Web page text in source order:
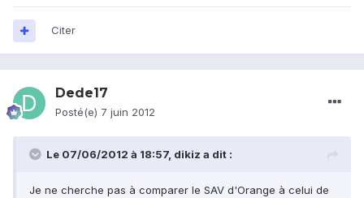
Citer
Dede17
Posté(e) 7 juin 2012
Le 07/06/2012 à 18:57, dikiz a dit :
Je ne cherche pas à comparer le SAV d'Orange à celui de